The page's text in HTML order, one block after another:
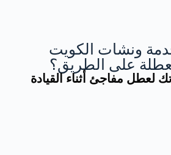
ونشات الكويت
على الطريق؟
لعطل مفاجئ أثناء القيادة